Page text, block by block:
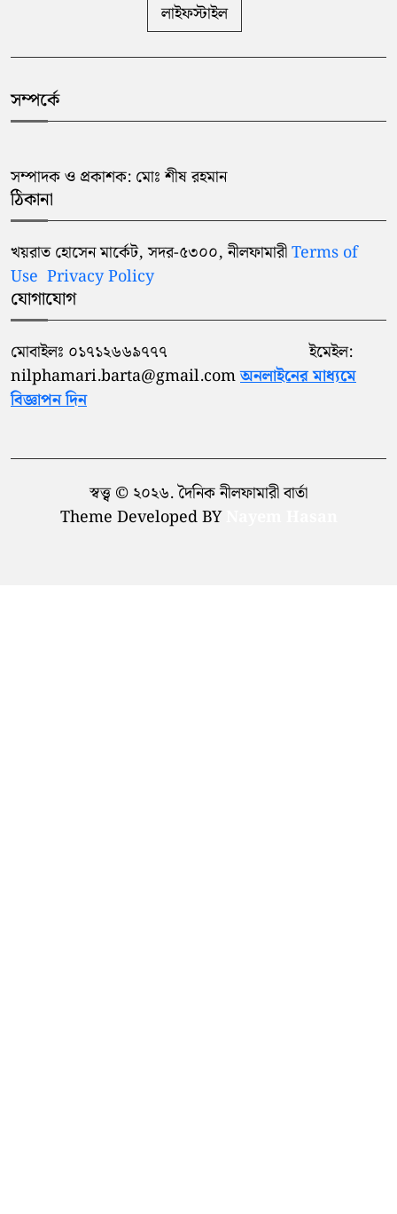
লাইফস্টাইল
সম্পর্কে
সম্পাদক ও প্রকাশক: মোঃ শীষ রহমান
ঠিকানা
খয়রাত হোসেন মার্কেট, সদর-৫৩০০, নীলফামারীTerms of
Use Privacy Policy
যোগাযোগ
মোবাইলঃ ০১৭১২৬৬৯৭৭৭ ইমেইল:
nilphamari.barta@gmail.comঅনলাইনের মাধ্যমে
বিজ্ঞাপন দিন
স্বত্ত্ব © ২০২৬. দৈনিক নীলফামারী বার্তা
Theme Developed BY